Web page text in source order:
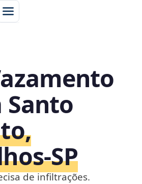
Santo
de infiltrações.